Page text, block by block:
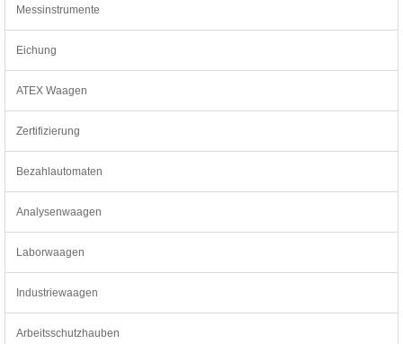
Messinstrumente
Eichung
ATEX Waagen
Zertifizierung
Bezahlautomaten
Analysenwaagen
Laborwaagen
Industriewaagen
Arbeitsschutzhauben